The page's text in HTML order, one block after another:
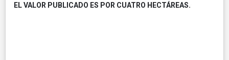
EL VALOR PUBLICADO ES POR CUATRO HECTÁREAS.